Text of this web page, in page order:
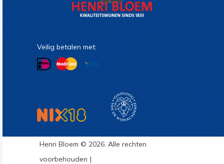
Veilig betalen met:
Henri Bloem © 2026. Alle rechten
voorbehouden